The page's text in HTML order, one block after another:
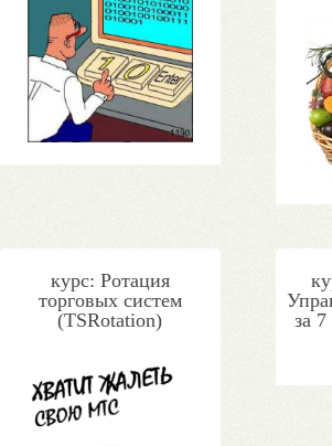
курс: Ротация
торговых систем
(TSRotation)
за